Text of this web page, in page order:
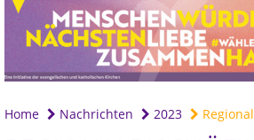
Home Nachrichten 2023